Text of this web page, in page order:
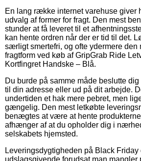
En lang række internet varehuse giver
udvalg af former for fragt. Den mest
stunder at få leveret til et
kan hente ordren når der er tid til det.
særligt smertefri, og ofte ydermere den
fragtform ved køb af GripGrab Ride
Kortfingret Handske – Blå.
Du burde på samme måde beslutte
til din adresse eller ud på dit arbejde.
undertiden et hak mere pebret, men
gængelig. Den mest letkøbte
benægtes at være at hente
afhænger af at du opholder dig i
selskabets hjemsted.
Leveringsdygtigheden på Black Friday
udslagsgivende forudsat man mangler